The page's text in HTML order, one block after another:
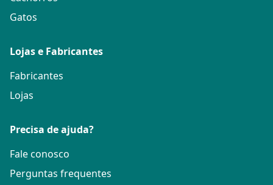
Gatos
Lojas e Fabricantes
Fabricantes
Lojas
Precisa de ajuda?
Fale conosco
Perguntas frequentes